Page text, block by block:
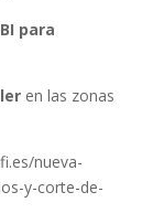
para
en las zonas
nueva-
y-corte-de-